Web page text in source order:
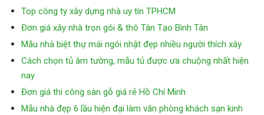
Top công ty xây dựng nhà uy tín TPHCM
Đơn giá xây nhà trọn gói & thô Tân Tạo Bình Tân
Mẫu nhà biệt thự mái ngói nhật đẹp nhiều người thích xây
Cách chọn tủ âm tường, mẫu tủ được ưa chuộng nhất hiện
nay
Đơn giá thi công sàn gỗ giá rẻ Hồ Chí Minh
Mẫu nhà đẹp 6 lầu hiện đại làm văn phòng khách sạn kinh